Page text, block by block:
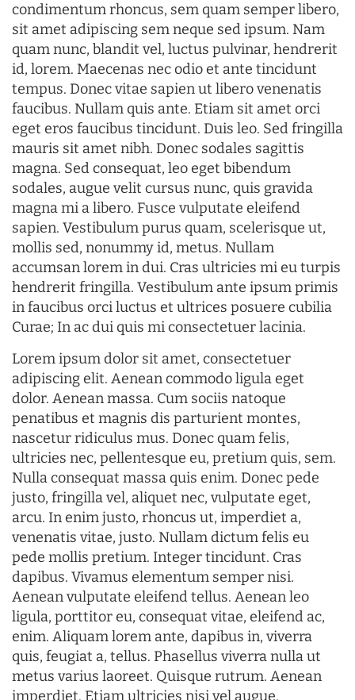
condimentum rhoncus, sem quam semper libero,
sit amet adipiscing sem neque sed ipsum. Nam
quam nunc, blandit vel, luctus pulvinar, hendrerit
id, lorem. Maecenas nec odio et ante tincidunt
tempus. Donec vitae sapien ut libero venenatis
faucibus. Nullam quis ante. Etiam sit amet orci
eget eros faucibus tincidunt. Duis leo. Sed fringilla
mauris sit amet nibh. Donec sodales sagittis
magna. Sed consequat, leo eget bibendum
sodales, augue velit cursus nunc, quis gravida
magna mi a libero. Fusce vulputate eleifend
sapien. Vestibulum purus quam, scelerisque ut,
mollis sed, nonummy id, metus. Nullam
accumsan lorem in dui. Cras ultricies mi eu turpis
hendrerit fringilla. Vestibulum ante ipsum primis
in faucibus orci luctus et ultrices posuere cubilia
Curae; In ac dui quis mi consectetuer lacinia.
Lorem ipsum dolor sit amet, consectetuer
adipiscing elit. Aenean commodo ligula eget
dolor. Aenean massa. Cum sociis natoque
penatibus et magnis dis parturient montes,
nascetur ridiculus mus. Donec quam felis,
ultricies nec, pellentesque eu, pretium quis, sem.
Nulla consequat massa quis enim. Donec pede
justo, fringilla vel, aliquet nec, vulputate eget,
arcu. In enim justo, rhoncus ut, imperdiet a,
venenatis vitae, justo. Nullam dictum felis eu
pede mollis pretium. Integer tincidunt. Cras
dapibus. Vivamus elementum semper nisi.
Aenean vulputate eleifend tellus. Aenean leo
ligula, porttitor eu, consequat vitae, eleifend ac,
enim. Aliquam lorem ante, dapibus in, viverra
quis, feugiat a, tellus. Phasellus viverra nulla ut
metus varius laoreet. Quisque rutrum. Aenean
imperdiet. Etiam ultricies nisi vel augue.